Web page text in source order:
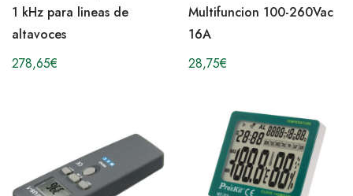
1 kHz para lineas de
altavoces
278,65€
Multifuncion 100-260Vac
16A
28,75€